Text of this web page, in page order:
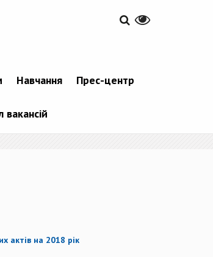
Навчання Прес-центр
актів на 2018 рік